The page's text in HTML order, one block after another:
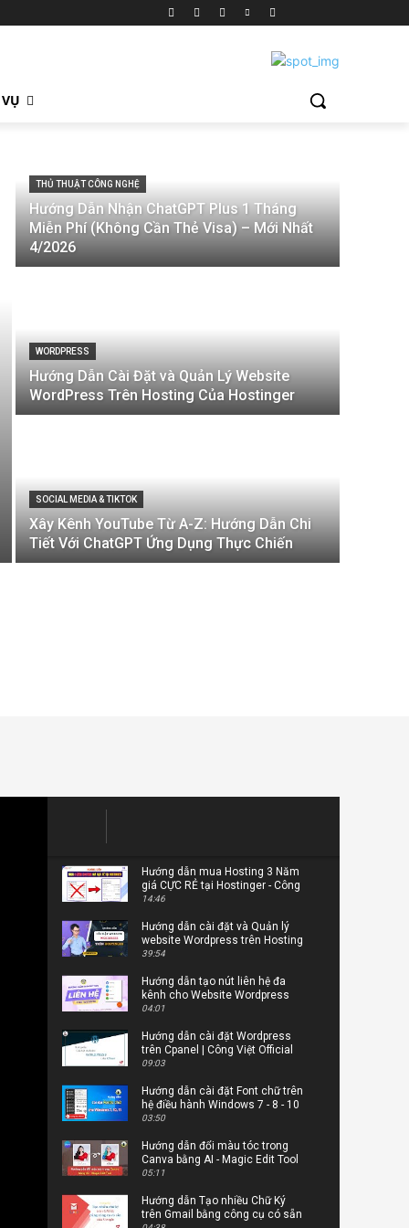
THỦ THUẬT CÔNG NGHỆ
Hướng Dẫn Nhận ChatGPT Plus 1 Tháng
Miễn Phí (Không Cần Thẻ Visa) – Mới Nhất
4/2026
WORDPRESS
Hướng Dẫn Cài Đặt và Quản Lý Website
WordPress Trên Hosting Của Hostinger
SOCIAL MEDIA & TIKTOK
Xây Kênh YouTube Từ A-Z: Hướng Dẫn Chi
Tiết Với ChatGPT Ứng Dụng Thực Chiến
Hướng dẫn mua Hosting 3 Năm
giá CỰC RẺ tại Hostinger - Công
Việt Official #congvietblog
14:46
Hướng dẫn cài đặt và Quản lý
website Wordpress trên Hosting
của Hostinger - Công Việt Blog
39:54
Hướng dẫn tạo nút liên hệ đa
kênh cho Website Wordpress
04:01
Hướng dẫn cài đặt Wordpress
trên Cpanel | Công Việt Official
09:03
Hướng dẫn cài đặt Font chữ trên
hệ điều hành Windows 7 - 8 - 10
- 11 | Công Việt Official
03:50
Hướng dẫn đổi màu tóc trong
Canva bằng AI - Magic Edit Tool
- CongVietBlog
05:11
Hướng dẫn Tạo nhiều Chữ Ký
trên Gmail bằng công cụ có sẵn